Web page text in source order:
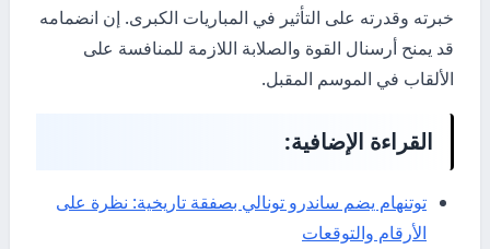
خبرته وقدرته على التأثير في المباريات الكبرى. إن انضمامه
قد يمنح أرسنال القوة والصلابة اللازمة للمنافسة على
الألقاب في الموسم المقبل.
القراءة الإضافية:
توتنهام يضم ساندرو تونالي بصفقة تاريخية: نظرة على
الأرقام والتوقعات